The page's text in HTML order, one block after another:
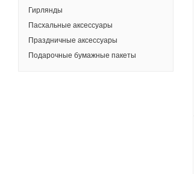
Гирлянды
Пасхальные аксессуары
Праздничные аксессуары
Подарочные бумажные пакеты